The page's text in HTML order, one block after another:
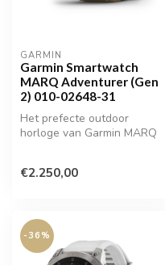
GARMIN
Garmin Smartwatch
MARQ Adventurer (Gen
2) 010-02648-31
Het prefecte outdoor
horloge van Garmin MARQ
€2.250,00
-36%